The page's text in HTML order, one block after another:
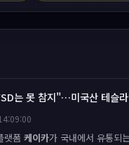
는 못 참지"…미국산 테슬
랫폼 케이카가 국내에서 유통되